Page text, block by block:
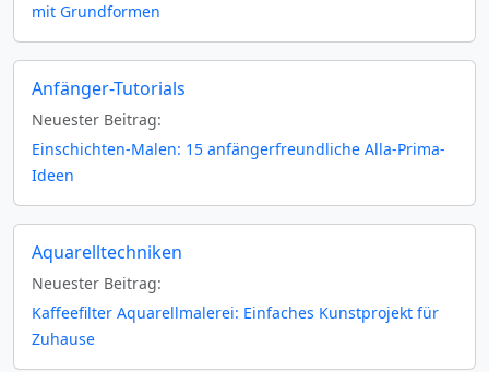
mit Grundformen
Anfänger-Tutorials
Neuester Beitrag:
Einschichten-Malen: 15 anfängerfreundliche Alla-Prima-
Ideen
Aquarelltechniken
Neuester Beitrag:
Kaffeefilter Aquarellmalerei: Einfaches Kunstprojekt für
Zuhause